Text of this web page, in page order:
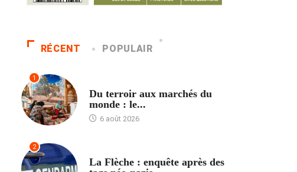
RÉCENT POPULAIR
1
Du terroir aux marchés du
monde : le...
6 août 2026
2
La Flèche : enquête après des